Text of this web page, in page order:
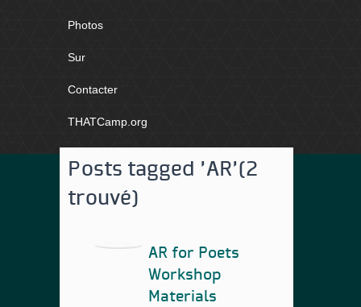
Photos
Sur
Contacter
THATCamp.org
Posts tagged 'AR'(2
trouvé)
AR for Poets
Workshop
Materials